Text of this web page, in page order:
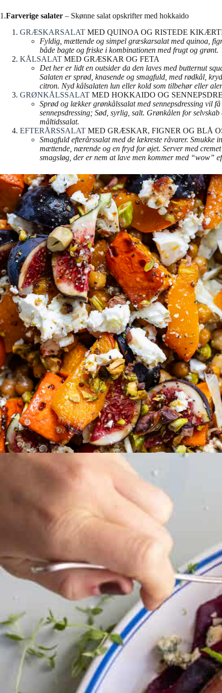
1.Farverige salater – Skønne salat opskrifter med hokkaido
GRÆSKARSALAT MED QUINOA OG RISTEDE
Fyldig, mættende og simpel græskarsalat med quinoa,
både bagte og friske i kombinationen med frugt og grønt.
KÅLSALAT MED GRÆSKAR OG FETA
Det her er lidt en outsider da den laves med butternut
Salaten er sprød, knasende og smagfuld, med rødkål,
citron. Nyd kålsalaten lun eller kold som tilbehør eller
GRØNKÅLSSALAT MED HOKKAIDO OG
Sprød og lækker grønkålssalat med sennepsdressing vil
sennepsdressing; Sød, syrlig, salt. Grønkålen for
måltidssalat.
EFTERÅRSSALAT MED GRÆSKAR, FIGNER OG BLÅ
Smagfuld efterårssalat med de lækreste råvarer. Smukke
mættende, nærende og en fryd for øjet. Server med
smagsløg, der er nem at lave men kommer med “wow”